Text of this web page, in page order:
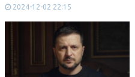
2024-12-02 22:15